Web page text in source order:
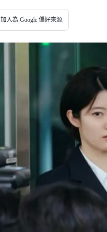
加入為 Google 偏好來源